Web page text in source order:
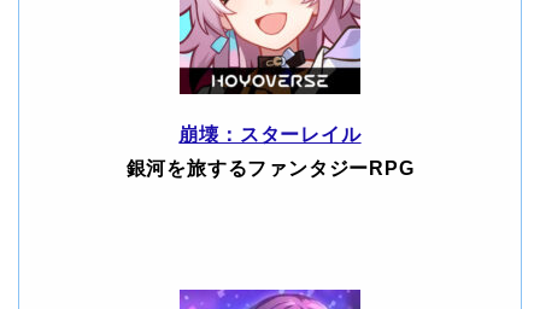
崩壊：スターレイル
銀河を旅するファンタジーRPG